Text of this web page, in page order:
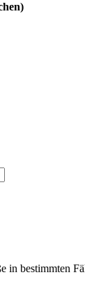
in bestimmten